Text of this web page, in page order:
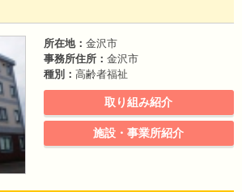
所在地： 金沢市
事務所住所： 金沢市
種別： 高齢者福祉
取り組み紹介
施設・事業所紹介